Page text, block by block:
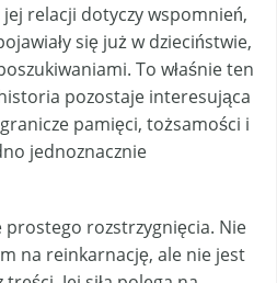
jej relacji dotyczy wspomnień,
się już w dzieciństwie,
To właśnie ten
pozostaje interesująca
pamięci, tożsamości i
jednoznacznie
prostego rozstrzygnięcia. Nie
na reinkarnację, ale nie jest